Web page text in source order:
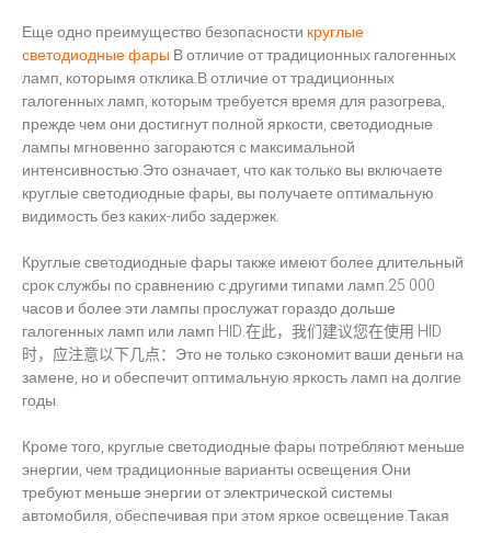
Еще одно преимущество безопасности круглые
светодиодные фарыВ отличие от традиционных галогенных
ламп, которымя отклика.В отличие от традиционных
галогенных ламп, которым требуется время для разогрева,
прежде чем они достигнут полной яркости, светодиодные
лампы мгновенно загораются с максимальной
интенсивностью.Это означает, что как только вы включаете
круглые светодиодные фары, вы получаете оптимальную
видимость без каких-либо задержек.
Круглые светодиодные фары также имеют более длительный
срок службы по сравнению с другими типами ламп.25 000
часов и более эти лампы прослужат гораздо дольше
галогенных ламп или ламп HID.在此，我们建议您在使用 HID
时，应注意以下几点：Это не только сэкономит ваши деньги на
замене, но и обеспечит оптимальную яркость ламп на долгие
годы.
Кроме того, круглые светодиодные фары потребляют меньше
энергии, чем традиционные варианты освещения.Они
требуют меньше энергии от электрической системы
автомобиля, обеспечивая при этом яркое освещение.Такая